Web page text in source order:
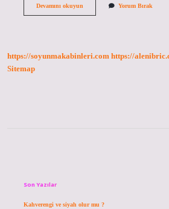
Devamını okuyunMitolojide
Yorum Bırak
https://soyunmakabinleri.com https://
Sitemap
Son Yazılar
Kahverengi ve siyah olur mu ?